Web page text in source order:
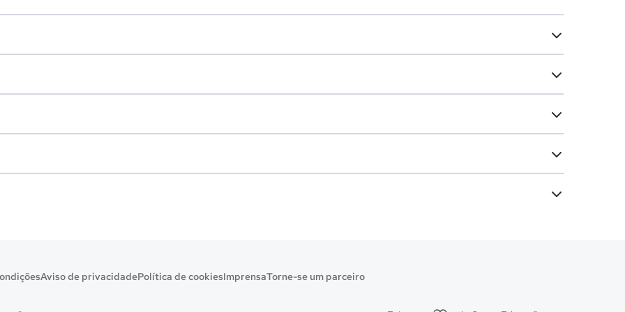
Aviso de privacidadePolítica de cookiesImprensaTorne-se um parceiro